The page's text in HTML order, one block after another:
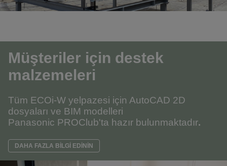
Müşteriler için destek
malzemeleri
Tüm ECOi-W yelpazesi için AutoCAD 2D
dosyaları ve BIM modelleri
Panasonic PROClub'ta hazır bulunmaktadır.
DAHA FAZLA BİLGİ EDİNİN